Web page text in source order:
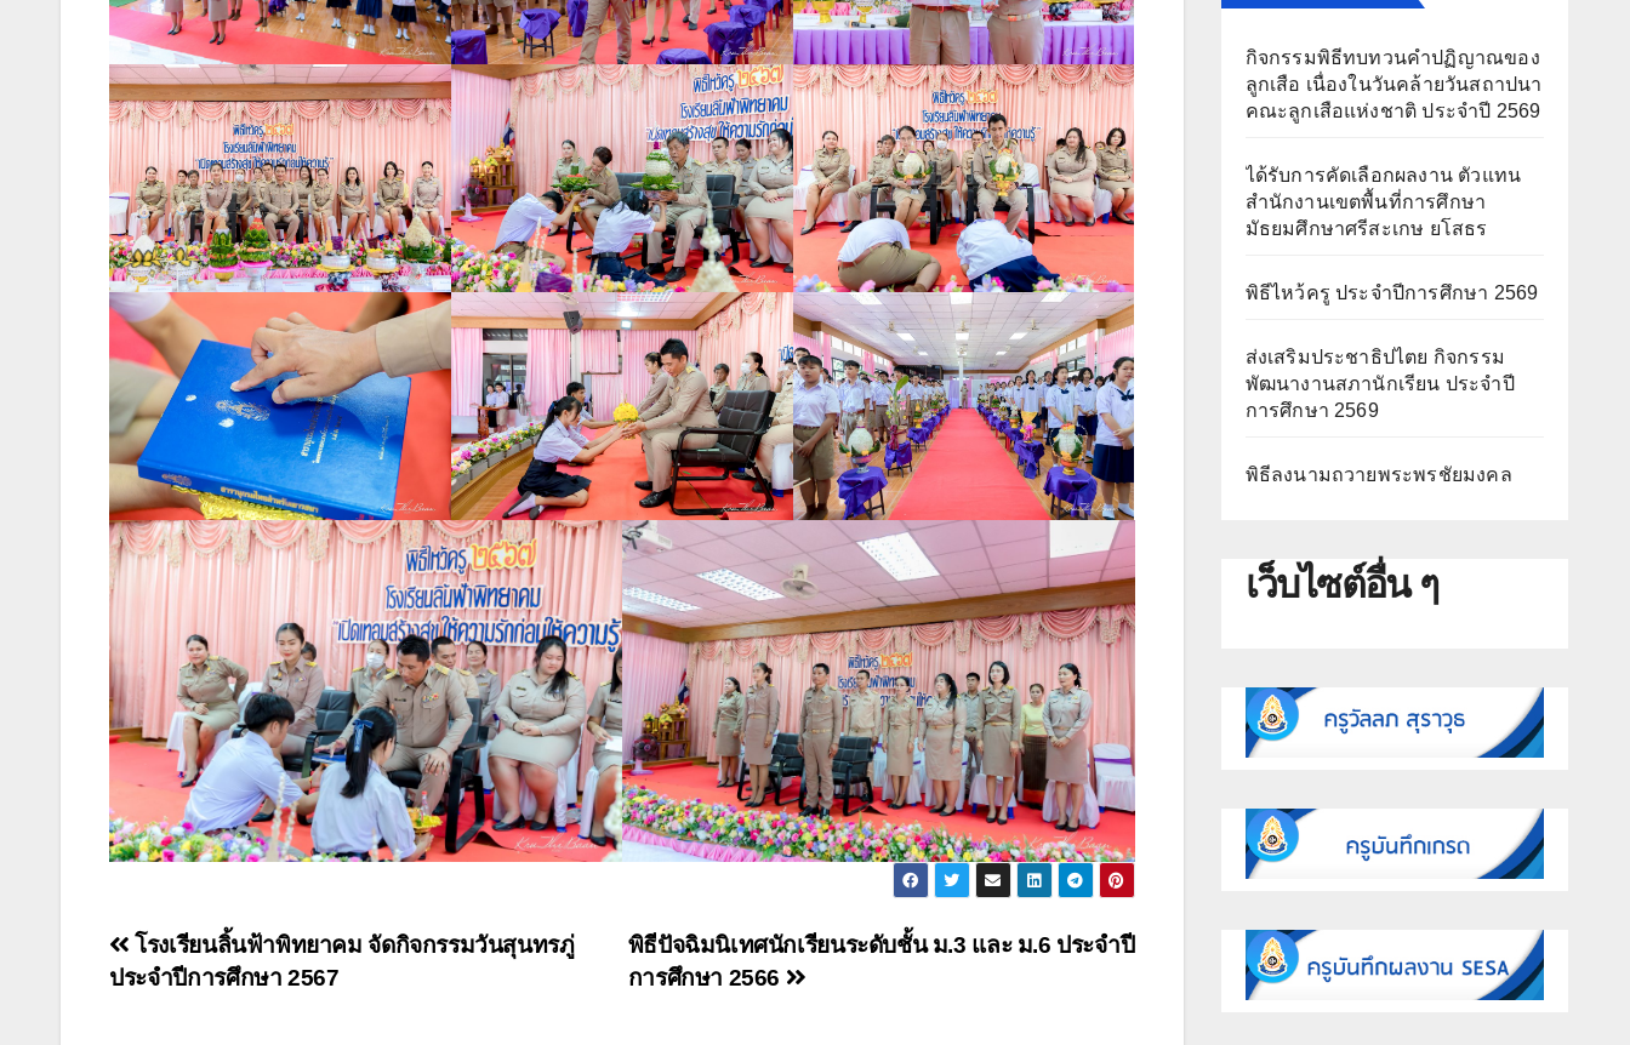
พิธีปัจฉิมนิเทศนักเรียนระดับชั้น ม.3 และ ม.6 ประจำปี
การศึกษา 2566
โรงเรียนลิ้นฟ้าพิทยาคม จัดกิจกรรมวันสุนทรภู่
ประจำปีการศึกษา 2567
กิจกรรมพิธีทบทวนคำปฏิญาณของ
ลูกเสือ เนื่องในวันคล้ายวันสถาปนา
คณะลูกเสือแห่งชาติ ประจำปี 2569
ได้รับการคัดเลือกผลงาน ตัวแทน
สำนักงานเขตพื้นที่การศึกษา
มัธยมศึกษาศรีสะเกษ ยโสธร
พิธีไหว้ครู ประจำปีการศึกษา 2569
ส่งเสริมประชาธิปไตย กิจกรรม
พัฒนางานสภานักเรียน ประจำปี
การศึกษา 2569
พิธีลงนามถวายพระพรชัยมงคล
เว็บไซต์อื่น ๆ